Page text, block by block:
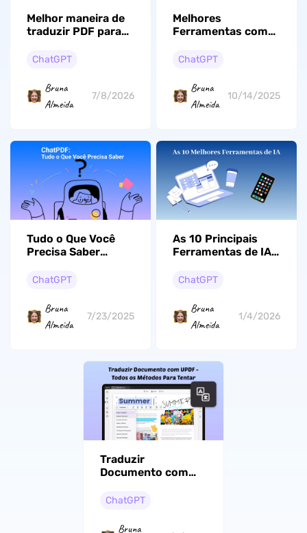
Melhor maneira de
traduzir PDF para
para preservar a
ChatGPT
Bruna
Almeida
7/8/2026
Melhores
Ferramentas com
PDF [Guia
ChatGPT
Bruna
Almeida
10/14/2025
Tudo o Que Você
Precisa Saber
Recursos, Preços,
Mais
ChatGPT
Bruna
Almeida
7/23/2025
As 10 Principais
Ferramentas de IA
Produtividade e
ChatGPT
Bruna
Almeida
1/4/2026
Traduzir
Documento com
Métodos Para
ChatGPT
Bruna